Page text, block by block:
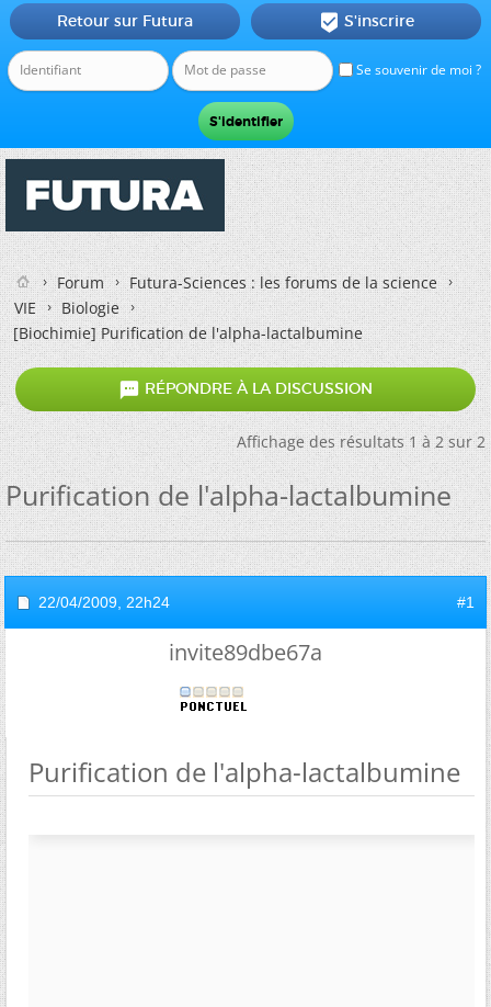
Se souvenir de moi ?
Retour sur Futura  S'inscrire
Forum
Futura-Sciences : les forums de la science
VIE
Biologie
[Biochimie]Purification de l'alpha-lactalbumine
 RÉPONDRE À LA DISCUSSION
Affichage des résultats 1 à 2 sur 2
Purification de l'alpha-lactalbumine
22/04/2009, 22h24 #1
invite89dbe67a
Purification de l'alpha-lactalbumine